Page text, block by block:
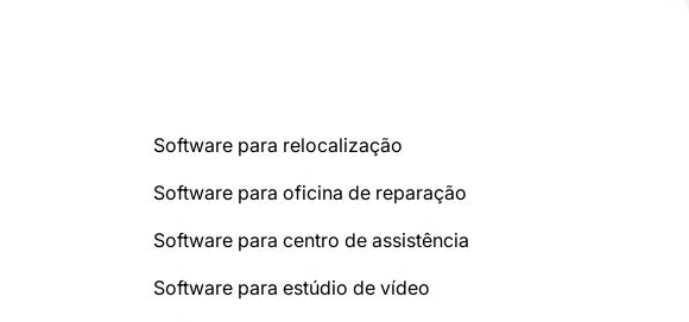
Software para relocalização
Software para oficina de reparação
Software para centro de assistência
Software para estúdio de vídeo